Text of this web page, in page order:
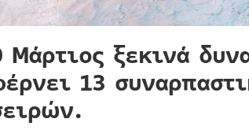
Μάρτιος ξεκινά
13
.